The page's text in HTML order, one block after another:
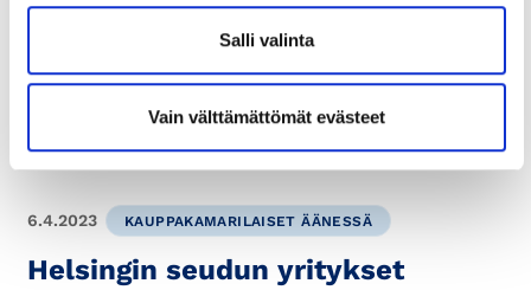
Salli valinta
Vain välttämättömät evästeet
1. Yleistä Uudenmaan liitto valmistelee vihreän
siirtymän VISIO-vaihemaakuntakaavaa, joka
6.4.2023 KAUPPAKAMARILAISET ÄÄNESSÄ
Helsingin seudun yritykset